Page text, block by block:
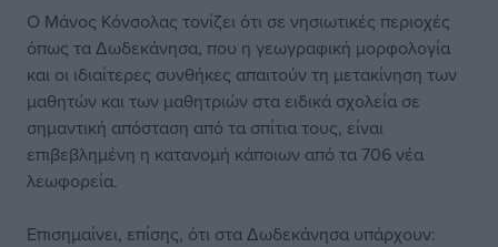
Ο Μάνος Κόνσολας τονίζει ότι σε νησιωτικές περιοχές
όπως τα Δωδεκάνησα, που η γεωγραφική μορφολογία
και οι ιδιαίτερες συνθήκες απαιτούν τη μετακίνηση των
μαθητών και των μαθητριών στα ειδικά σχολεία σε
σημαντική απόσταση από τα σπίτια τους, είναι
επιβεβλημένη η κατανομή κάποιων από τα 706 νέα
λεωφορεία.
Επισημαίνει, επίσης, ότι στα Δωδεκάνησα υπάρχουν: